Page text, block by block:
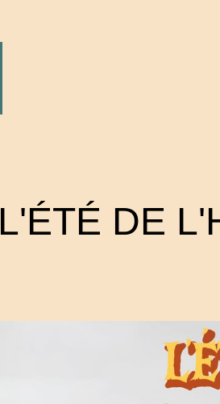
L'ÉTÉ DE